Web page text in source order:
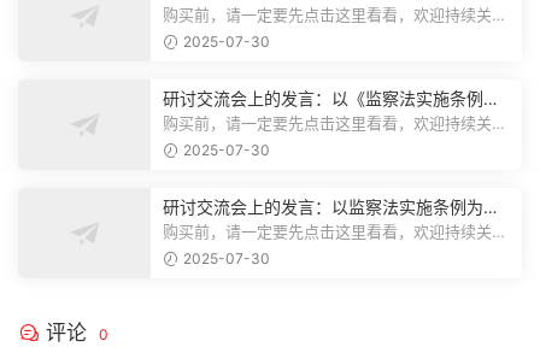
上的讲话.1
购买前，请一定要先点击这里看看，欢迎持续关
注，精彩模板每天推送预览结束，本文...
2025-07-30
研讨交流会上的发言：以《监察法实施条例》
为纲,推动巡察工作高质量发展
购买前，请一定要先点击这里看看，欢迎持续关
注，精彩模板每天推送预览结束，本文...
2025-07-30
研讨交流会上的发言：以监察法实施条例为纲
推动巡察工作高质量发展
购买前，请一定要先点击这里看看，欢迎持续关
注，精彩模板每天推送预览结束，本文...
2025-07-30
评论 0